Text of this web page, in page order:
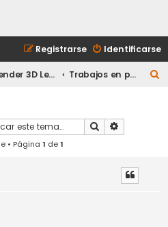
Identificarse
Registrarse
Blender 3D Legacy Trabajos en progreso
Buscar
• Página 1 de1